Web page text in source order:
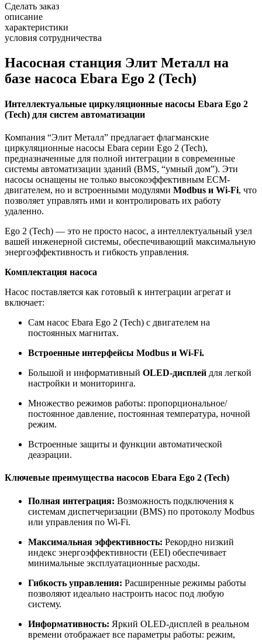
Сделать заказ
описание
характеристики
условия сотрудничества
Насосная станция Элит Металл на
базе насоса Ebara Ego 2 (Tech)
Интеллектуальные циркуляционные насосы Ebara Ego 2
(Tech) для систем автоматизации
Компания “Элит Металл” предлагает флагманские
циркуляционные насосы Ebara серии Ego 2 (Tech),
предназначенные для полной интеграции в современные
системы автоматизации зданий (BMS, “умный дом”). Эти
насосы оснащены не только высокоэффективным ECM-
двигателем, но и встроенными модулями Modbus и Wi-Fi, что
позволяет управлять ими и контролировать их работу
удаленно.
Ego 2 (Tech) — это не просто насос, а интеллектуальный узел
вашей инженерной системы, обеспечивающий максимальную
энергоэффективность и гибкость управления.
Комплектация насоса
Насос поставляется как готовый к интеграции агрегат и
включает:
Сам насос Ebara Ego 2 (Tech) с двигателем на
постоянных магнитах.
Встроенные интерфейсы Modbus и Wi-Fi.
Большой и информативный OLED-дисплей для легкой
настройки и мониторинга.
Множество режимов работы: пропорциональное/
постоянное давление, постоянная температура, ночной
режим.
Встроенные защиты и функции автоматической
деаэрации.
Ключевые преимущества насосов Ebara Ego 2 (Tech)
Полная интеграция: Возможность подключения к
системам диспетчеризации (BMS) по протоколу Modbus
или управления по Wi-Fi.
Максимальная эффективность: Рекордно низкий
индекс энергоэффективности (EEI) обеспечивает
минимальные эксплуатационные расходы.
Гибкость управления: Расширенные режимы работы
позволяют идеально настроить насос под любую
систему.
Информативность: Яркий OLED-дисплей в реальном
времени отображает все параметры работы: режим,